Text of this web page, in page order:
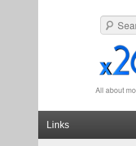
All about
Search